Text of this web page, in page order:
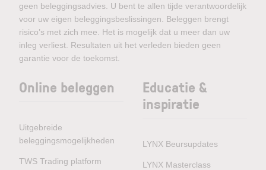
geen beleggingsadvies. U bent te allen tijde verantwoordelijk
voor uw eigen beleggingsbeslissingen. Beleggen brengt
risico’s met zich mee. Het is mogelijk dat u meer dan uw
inleg verliest. Resultaten uit het verleden bieden geen
garantie voor de toekomst.
Online beleggen
Uitgebreide
beleggingsmogelijkheden
TWS Trading platform
Educatie &
inspiratie
LYNX Beursupdates
LYNX Masterclass